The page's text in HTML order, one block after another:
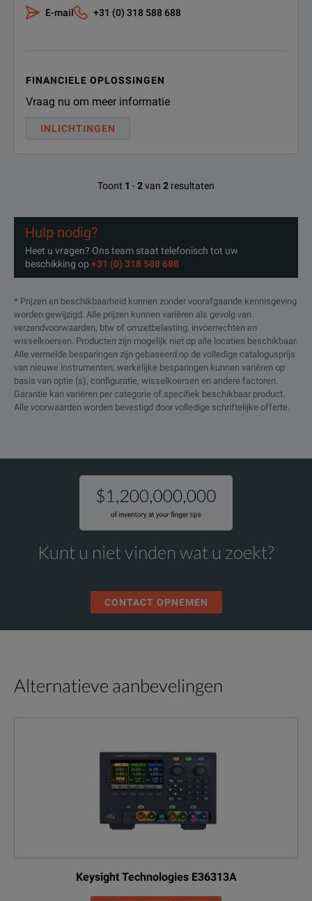
E-mail +31 (0) 318 588 688
FINANCIELE OPLOSSINGEN
Vraag nu om meer informatie
INLICHTINGEN
Toont 1 -2van 2 resultaten
Hulp nodig?
Heet u vragen? Ons team staat telefonisch tot uw
beschikking op +31 (0) 318 588 688
* Prijzen en beschikbaarheid kunnen zonder voorafgaande kennisgeving
worden gewijzigd. Alle prijzen kunnen variëren als gevolg van
verzendvoorwaarden, btw of omzetbelasting, invoerrechten en
wisselkoersen. Producten zijn mogelijk niet op alle locaties beschikbaar.
Alle vermelde besparingen zijn gebaseerd op de volledige catalogusprijs
van nieuwe instrumenten; werkelijke besparingen kunnen variëren op
basis van optie (s), configuratie, wisselkoersen en andere factoren.
Garantie kan variëren per categorie of specifiek beschikbaar product.
Alle voorwaarden worden bevestigd door volledige schriftelijke offerte.
N5749A
N5752A
Kunt u niet vinden wat u zoekt?
CONTACT OPNEMEN
Alternatieve aanbevelingen
Keysight Technologies E36313A